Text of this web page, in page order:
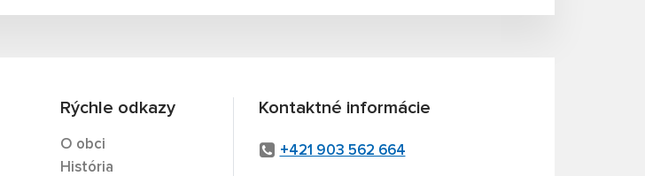
Rýchle odkazy
O obci
História
Kontaktné informácie
+421 903 562 664